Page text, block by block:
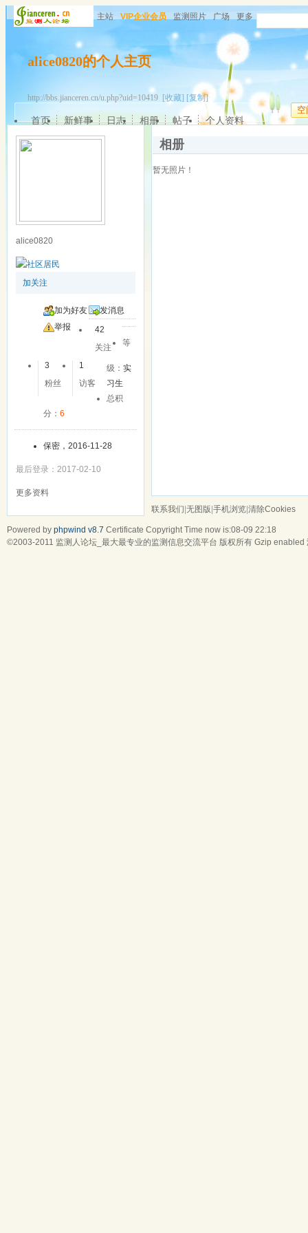
主站 VIP企业会员 监测照片 广场 更多
alice0820的个人主页
http://bbs.jianceren.cn/u.php?uid=10419 [收藏] [复制]
空
首页 新鲜事 日志 相册 帖子 个人资料
alice0820
加关注
加为好友
发消息
举报
42
关注
3
粉丝
1
访客
等
级：实
习生
总积
分： 6
保密，2016-11-28
最后登录：2017-02-10
更多资料
相册
暂无照片！
联系我们|无图版|手机浏览|清除Cookies
Powered by phpwind v8.7 Certificate Copyright Time now is:08-09 22:18
©2003-2011 监测人论坛_最大最专业的监测信息交流平台 版权所有 Gzip enabled